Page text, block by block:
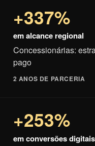
+337%
em alcance regional
Concessionárias:
pago
2 ANOS DE PARCERIA
+253%
em conversões digitais